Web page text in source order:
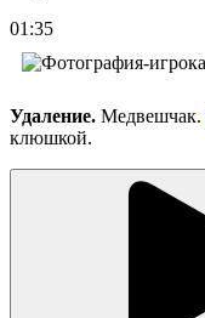
01:35
Удаление. Медвешчак.
клюшкой.